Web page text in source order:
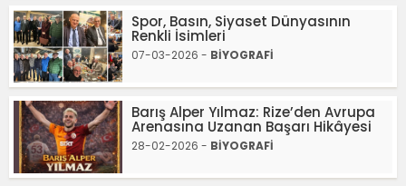
Spor, Basın, Siyaset Dünyasının
Renkli İsimleri
07-03-2026 - BİYOGRAFİ
Barış Alper Yılmaz: Rize’den Avrupa
Arenasına Uzanan Başarı Hikâyesi
28-02-2026 - BİYOGRAFİ